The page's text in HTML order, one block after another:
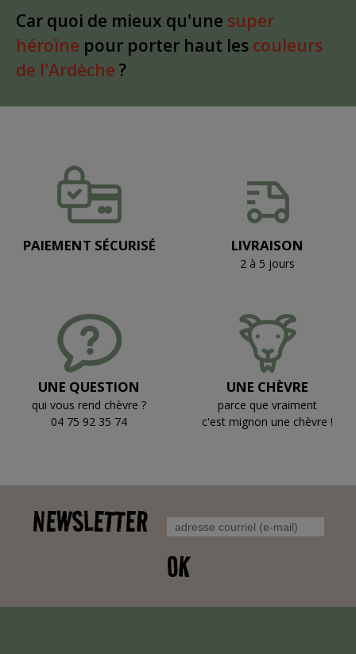
Car quoi de mieux qu'une super
héroïne pour porter haut les couleurs
de l'Ardèche ?
PAIEMENT SÉCURISÉ LIVRAISON
2 à 5 jours
UNE QUESTION
qui vous rend chèvre ?
04 75 92 35 74
UNE CHÈVRE
parce que vraiment
c'est mignon une chèvre !
NEWSLETTER
OK